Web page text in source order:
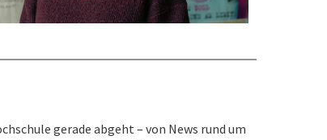
gerade abgeht – von News rund um